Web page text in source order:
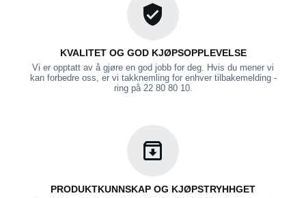
KVALITET OG GOD KJØPSOPPLEVELSE
Vi er opptatt av å gjøre en god jobb for deg. Hvis du mener vi
kan forbedre oss, er vi takknemling for enhver tilbakemelding -
ring på 22 80 80 10.
PRODUKTKUNNSKAP OG KJØPSTRYHHGET